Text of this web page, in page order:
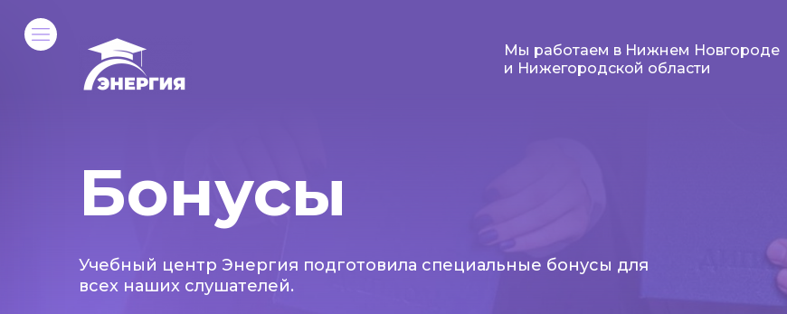
Мы работаем в Нижнем Новгороде
и Нижегородской области
Бонусы
Учебный центр Энергия подготовила специальные бонусы для
всех наших слушателей.